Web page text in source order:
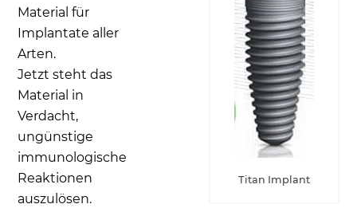
Titan Implant
Material für
Implantate aller
Arten.
Jetzt steht das
Material in
Verdacht,
ungünstige
immunologische
Reaktionen
auszulösen.